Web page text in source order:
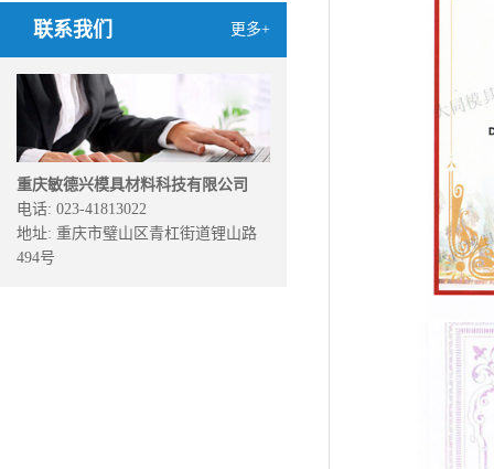
更多+
联系我们
重庆敏德兴模具材料科技有限公司
电话: 023-41813022
地址: 重庆市璧山区青杠街道锂山路
494号